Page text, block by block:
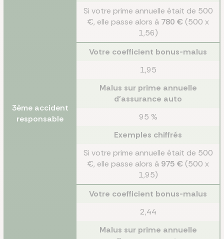
Si votre prime annuelle était de 500
€, elle passe alors à 780 € (500 x
1,56)
3ème accident
responsable
Votre coefficient bonus-malus
1,95
Malus sur prime annuelle
d'assurance auto
95 %
Exemples chiffrés
Si votre prime annuelle était de 500
€, elle passe alors à 975 € (500 x
1,95)
Votre coefficient bonus-malus
2,44
Malus sur prime annuelle